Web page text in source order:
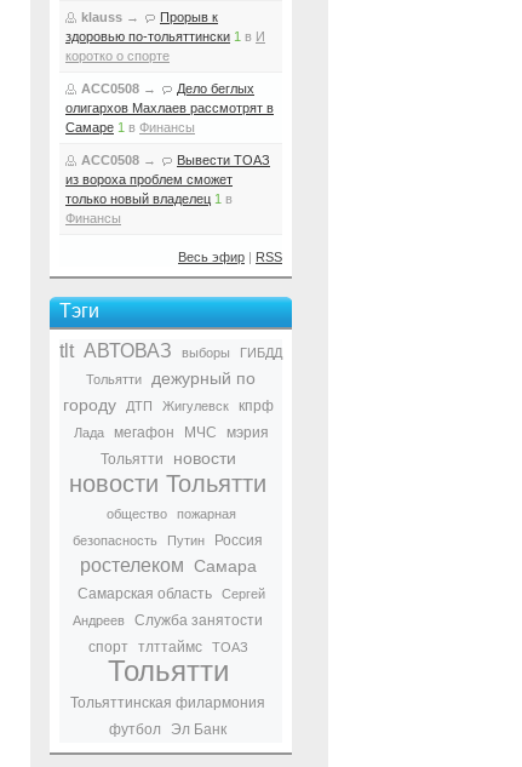
klauss →
Прорыв к
здоровью по-тольяттински 1 в И
коротко о спорте
ACC0508 →
Дело беглых
олигархов Махлаев рассмотрят в
Самаре 1 в Финансы
ACC0508 →
Вывести ТОАЗ
из вороха проблем сможет
только новый владелец 1 в
Финансы
Весь эфир | RSS
Тэги
tlt АВТОВАЗ выборы
ГИБДД
Тольятти
дежурный по
городу
ДТП Жигулевск кпрф
Лада мегафон МЧС
мэрия
Тольятти
новости
новости Тольятти
общество
пожарная
безопасность
Путин Россия
ростелеком Самара
Самарская область
Сергей
Андреев
Служба занятости
спорт
тлттаймс ТОАЗ
Тольятти
Тольяттинская филармония
футбол
Эл Банк